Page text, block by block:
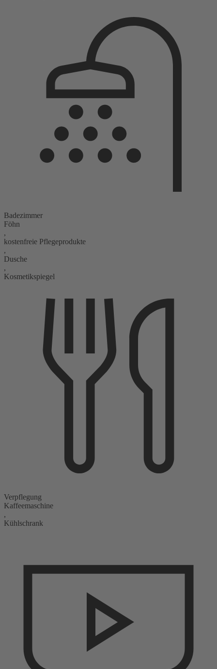
Badezimmer
Föhn
,
kostenfreie Pflegeprodukte
,
Dusche
,
Kosmetikspiegel
Verpflegung
Kaffeemaschine
,
Kühlschrank